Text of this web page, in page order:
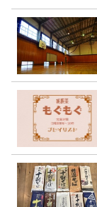
7/26(日)23時ス